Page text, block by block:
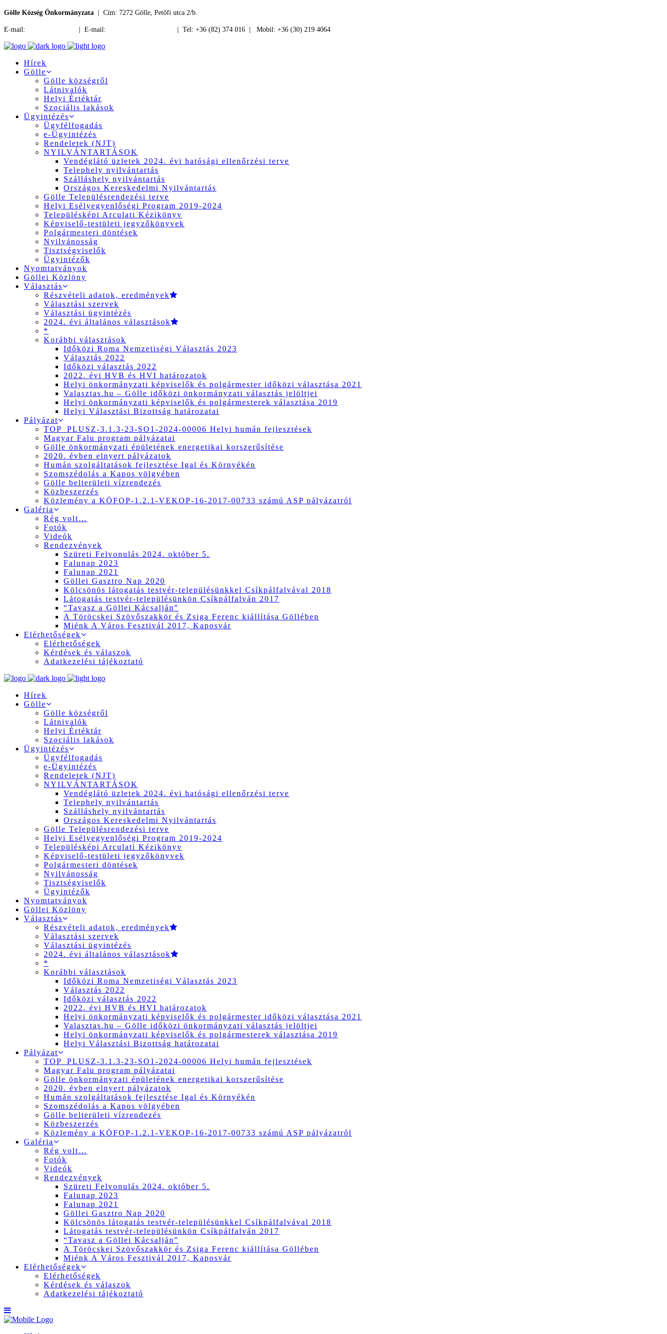
Gölle Község Önkormányzata | Cím: 7272 Gölle, Petőfi utca 2/b.
E-mail: | E-mail: | Tel: +36 (82) 374 016 | Mobil: +36 (30) 219 4064
Hírek
Gölle
Gölle községről
Látnivalók
Helyi Értéktár
Szociális lakások
Ügyintézés
Ügyfélfogadás
e-Ügyintézés
Rendeletek (NJT)
NYILVÁNTARTÁSOK
Vendéglátó üzletek 2024. évi hatósági ellenőrzési terve
Telephely nyilvántartás
Szálláshely nyilvántartás
Országos Kereskedelmi Nyilvántartás
Gölle Településrendezési terve
Helyi Esélyegyenlőségi Program 2019-2024
Településképi Arculati Kézikönyv
Képviselő-testületi jegyzőkönyvek
Polgármesteri döntések
Nyilvánosság
Tisztségviselők
Ügyintézők
Nyomtatványok
Göllei Közlöny
Választás
Részvételi adatok, eredmények
Választási szervek
Választási ügyintézés
2024. évi általános választások
*
Korábbi választások
Időközi Roma Nemzetiségi Választás 2023
Választás 2022
Időközi választás 2022
2022. évi HVB és HVI határozatok
Helyi önkormányzati képviselők és polgármester időközi választása 2021
Valasztas.hu – Gölle időközi önkormányzati választás jelöltjei
Helyi önkormányzati képviselők és polgármesterek választása 2019
Helyi Választási Bizottság határozatai
Pályázat
TOP_PLUSZ-3.1.3-23-SO1-2024-00006 Helyi humán fejlesztések
Magyar Falu program pályázatai
Gölle önkormányzati épületének energetikai korszerűsítése
2020. évben elnyert pályázatok
Humán szolgáltatások fejlesztése Igal és Környékén
Szomszédolás a Kapos völgyében
Gölle belterületi vízrendezés
Közbeszerzés
Közlemény a KÖFOP-1.2.1-VEKOP-16-2017-00733 számú ASP pályázatról
Galéria
Rég volt…
Fotók
Videók
Rendezvények
Szüreti Felvonulás 2024. október 5.
Falunap 2023
Falunap 2021
Göllei Gasztro Nap 2020
Kölcsönös látogatás testvér-településünkkel Csíkpálfalvával 2018
Látogatás testvér-településünkön Csíkpálfalván 2017
“Tavasz a Göllei Kácsalján”
A Töröcskei Szövőszakkör és Zsiga Ferenc kiállítása Göllében
Miénk A Város Fesztivál 2017, Kaposvár
Elérhetőségek
Elérhetőségek
Kérdések és válaszok
Adatkezelési tájékoztató
Hírek
Gölle
Gölle községről
Látnivalók
Helyi Értéktár
Szociális lakások
Ügyintézés
Ügyfélfogadás
e-Ügyintézés
Rendeletek (NJT)
NYILVÁNTARTÁSOK
Vendéglátó üzletek 2024. évi hatósági ellenőrzési terve
Telephely nyilvántartás
Szálláshely nyilvántartás
Országos Kereskedelmi Nyilvántartás
Gölle Településrendezési terve
Helyi Esélyegyenlőségi Program 2019-2024
Településképi Arculati Kézikönyv
Képviselő-testületi jegyzőkönyvek
Polgármesteri döntések
Nyilvánosság
Tisztségviselők
Ügyintézők
Nyomtatványok
Göllei Közlöny
Választás
Részvételi adatok, eredmények
Választási szervek
Választási ügyintézés
2024. évi általános választások
*
Korábbi választások
Időközi Roma Nemzetiségi Választás 2023
Választás 2022
Időközi választás 2022
2022. évi HVB és HVI határozatok
Helyi önkormányzati képviselők és polgármester időközi választása 2021
Valasztas.hu – Gölle időközi önkormányzati választás jelöltjei
Helyi önkormányzati képviselők és polgármesterek választása 2019
Helyi Választási Bizottság határozatai
Pályázat
TOP_PLUSZ-3.1.3-23-SO1-2024-00006 Helyi humán fejlesztések
Magyar Falu program pályázatai
Gölle önkormányzati épületének energetikai korszerűsítése
2020. évben elnyert pályázatok
Humán szolgáltatások fejlesztése Igal és Környékén
Szomszédolás a Kapos völgyében
Gölle belterületi vízrendezés
Közbeszerzés
Közlemény a KÖFOP-1.2.1-VEKOP-16-2017-00733 számú ASP pályázatról
Galéria
Rég volt…
Fotók
Videók
Rendezvények
Szüreti Felvonulás 2024. október 5.
Falunap 2023
Falunap 2021
Göllei Gasztro Nap 2020
Kölcsönös látogatás testvér-településünkkel Csíkpálfalvával 2018
Látogatás testvér-településünkön Csíkpálfalván 2017
“Tavasz a Göllei Kácsalján”
A Töröcskei Szövőszakkör és Zsiga Ferenc kiállítása Göllében
Miénk A Város Fesztivál 2017, Kaposvár
Elérhetőségek
Elérhetőségek
Kérdések és válaszok
Adatkezelési tájékoztató